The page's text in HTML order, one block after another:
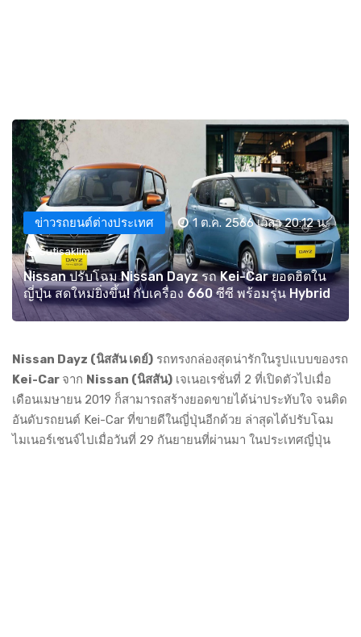
ข่าวรถยนต์ต่างประเทศ 1 ต.ค. 2566 เวลา 20:12 น.
Sutisaklim
Nissan ปรับโฉม Nissan Dayz รถ Kei-Car ยอดฮิตใน
ญี่ปุ่น สดใหม่ยิ่งขึ้น! กับเครื่อง 660 ซีซี พร้อมรุ่น Hybrid
Nissan Dayz (นิสสัน เดย์) รถทรงกล่องสุดน่ารักในรูปแบบของรถ
Kei-Car จาก Nissan (นิสสัน) เจเนอเรชั่นที่ 2 ที่เปิดตัวไปเมื่อ
เดือนเมษายน 2019 ก็สามารถสร้างยอดขายได้น่าประทับใจ จนติด
อันดับรถยนต์ Kei-Car ที่ขายดีในญี่ปุ่นอีกด้วย ล่าสุดได้ปรับโฉม
ไมเนอร์เชนจ์ไปเมื่อวันที่ 29 กันยายนที่ผ่านมา ในประเทศญี่ปุ่น